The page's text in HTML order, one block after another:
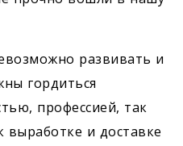
развивать и
гордиться
профессией, так
и доставке